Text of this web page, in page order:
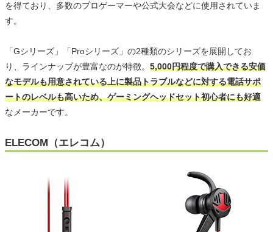
を得ており、多数のプロゲーマーや公式大会などに使用されていま
す。
「Gシリーズ」「Proシリーズ」の2種類のシリーズを展開してお
り、ラインナップが豊富なのが特徴。 5,000円程度で購入できる安価
なモデルも用意されている上に製品トラブルなどに対する電話サポ
ートのレベルも高いため、ゲーミングヘッドセット初心者にも好適
なメーカーです。
ELECOM（エレコム）